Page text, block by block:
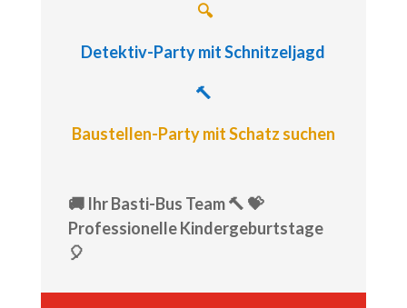
🔍
Detektiv-Partymit Schnitzeljagd
🔨
Baustellen-Party mit Schatz suchen
🚚 Ihr Basti-Bus Team 🔨 💝
Professionelle Kindergeburtstage
🎈